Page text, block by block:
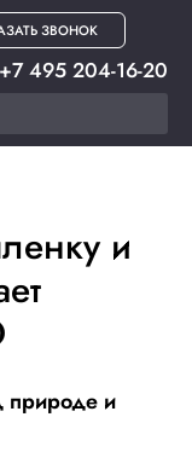
ЗВОНОК
+7 495 204-16-20
и
природе и